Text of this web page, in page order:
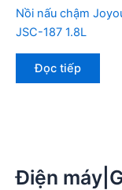
Nồi nấu chậm
JSC-187 1.8L
Đọc tiếp
Điện